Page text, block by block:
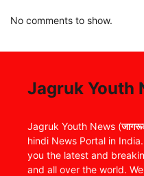
No comments to show.
Jagruk Youth
Jagruk Youth News (
hindi News Portal in
you the latest and
and all over the world.